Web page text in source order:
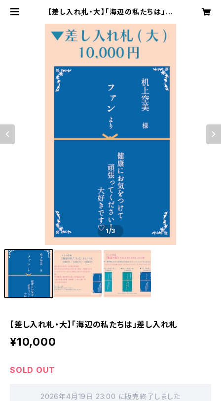
【差し入れ札・大】「海辺の私たちは」差
1/3
【差し入れ札・大】「海辺の私たちは」差し入れ札
¥10,000
SOLD OUT
2026年4月19日 23:00 に販売終了しました